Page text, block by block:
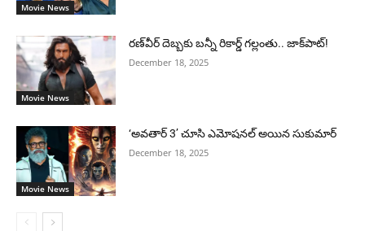
Movie News
Movie News
రణ్‌వీర్ దెబ్బకు బన్నీ రికార్డ్ గల్లంతు.. జాక్‌పాట్!
December 18, 2025
Movie News
‘అవతార్ 3’ చూసి ఎమోషనల్ అయిన సుకుమార్
December 18, 2025